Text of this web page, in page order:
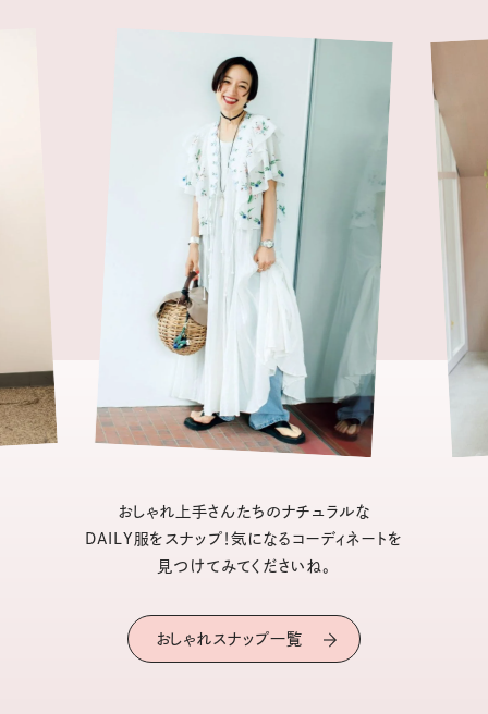
おしゃれ上手さんたちのナチュラルな
DAILY服をスナップ！気になるコーディネートを
見つけてみてくださいね。
おしゃれスナップ一覧